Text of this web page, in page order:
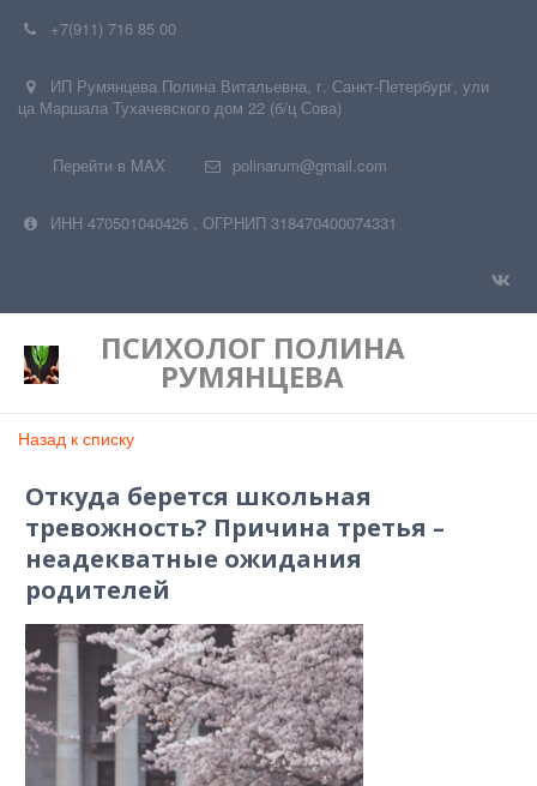
+7(911) 716 85 00
ИП Румянцева Полина Витальевна, г. Санкт-Петербург, ули
ца Маршала Тухачевского дом 22 (б/ц Сова)
Перейти в MAX polinarum@gmail.com
ИНН 470501040426 , ОГРНИП 318470400074331
ПСИХОЛОГ ПОЛИНА
РУМЯНЦЕВА
Назад к списку
Откуда берется школьная
тревожность? Причина третья –
неадекватные ожидания
родителей